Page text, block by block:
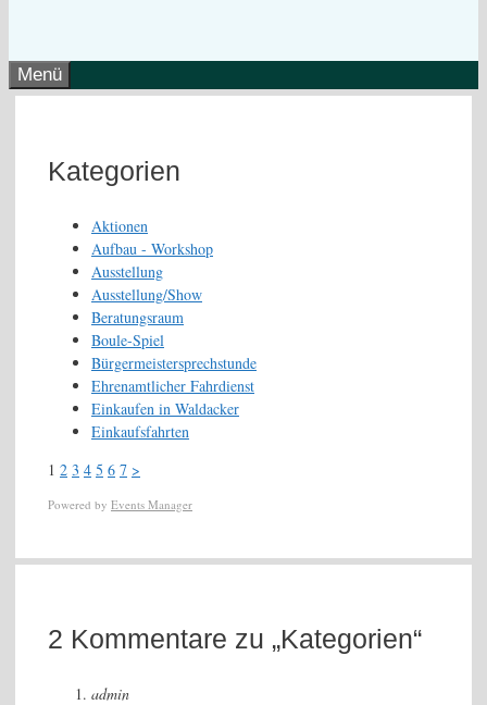
Menü
Kategorien
Aktionen
Aufbau - Workshop
Ausstellung
Ausstellung/Show
Beratungsraum
Boule-Spiel
Bürgermeistersprechstunde
Ehrenamtlicher Fahrdienst
Einkaufen in Waldacker
Einkaufsfahrten
1 2 3 4 5 6 7 >
Powered by Events Manager
2 Kommentare zu „Kategorien“
admin